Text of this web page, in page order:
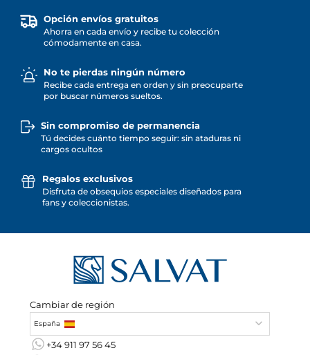
Opción envíos gratuitos
Ahorra en cada envío y recibe tu colección
cómodamente en casa.
No te pierdas ningún número
Recibe cada entrega en orden y sin preocuparte
por buscar números sueltos.
Sin compromiso de permanencia
Tú decides cuánto tiempo seguir: sin ataduras ni
cargos ocultos
Regalos exclusivos
Disfruta de obsequios especiales diseñados para
fans y coleccionistas.
Cambiar de región
España
+34 911 97 56 45